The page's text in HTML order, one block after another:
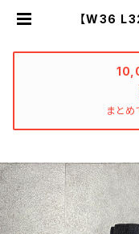
【W36
ジーン
まと